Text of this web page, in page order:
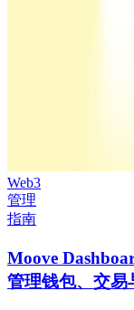
Web3
管理
指南
Moove
管理钱包、交易